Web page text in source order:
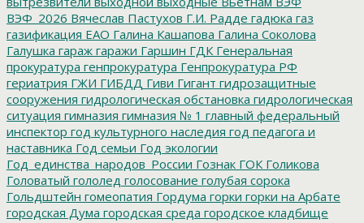
ВЭФ_2026 Вячеслав Пастухов Г.И. Радде гадюка газ
газификация ЕАО Галина Кашапова Галина Соколова
Галушка гараж гаражи Гаршин ГДК Генеральная
прокуратура генпрокуратура Генпрокуратура РФ
гериатрия ГЖИ ГИБДД Гиви Гигант гидрозащитные
сооружения гидрологическая обстановка гидрологическая
ситуация гимназия гимназия № 1 главный федеральный
инспектор год культурного наследия год педагога и
наставника Год семьи Год экологии
Год_единства_народов_России Гознак ГОК Голикова
Головатый гололед голосование голубая сорока
Гольдштейн гомеопатия Гордума горки горки на Арбате
городская Дума городская среда городское кладбище